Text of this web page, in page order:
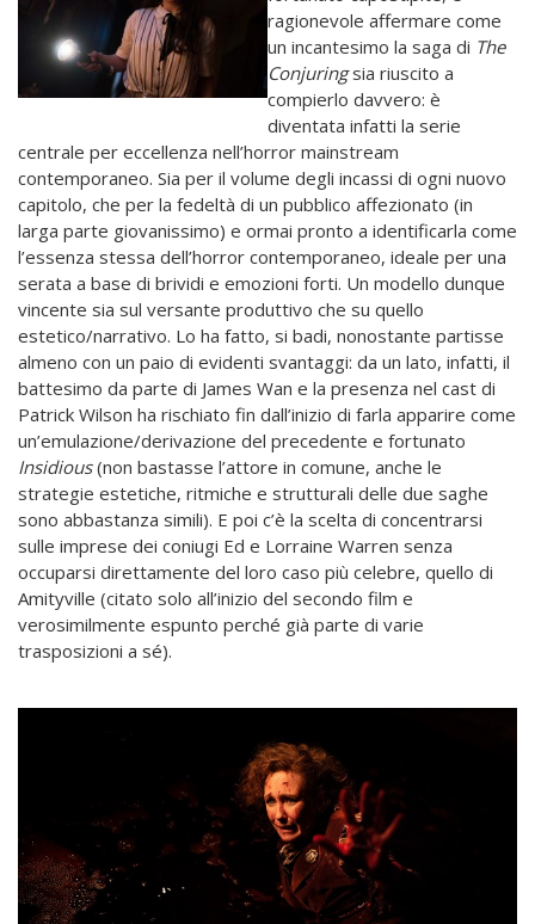
ragionevole affermare come
un incantesimo la saga di The
Conjuringsia riuscito a
compierlo davvero: è
diventata infatti la serie
centrale per eccellenza nell’horror mainstream
contemporaneo. Sia per il volume degli incassi di ogni nuovo
capitolo, che per la fedeltà di un pubblico affezionato (in
larga parte giovanissimo) e ormai pronto a identificarla come
l’essenza stessa dell’horror contemporaneo, ideale per una
serata a base di brividi e emozioni forti. Un modello dunque
vincente sia sul versante produttivo che su quello
estetico/narrativo. Lo ha fatto, si badi, nonostante partisse
almeno con un paio di evidenti svantaggi: da un lato, infatti, il
battesimo da parte di James Wan e la presenza nel cast di
Patrick Wilson ha rischiato fin dall’inizio di farla apparire come
un’emulazione/derivazione del precedente e fortunato
Insidious(non bastasse l’attore in comune, anche le
strategie estetiche, ritmiche e strutturali delle due saghe
sono abbastanza simili). E poi c’è la scelta di concentrarsi
sulle imprese dei coniugi Ed e Lorraine Warren senza
occuparsi direttamente del loro caso più celebre, quello di
Amityville (citato solo all’inizio del secondo film e
verosimilmente espunto perché già parte di varie
trasposizioni a sé).